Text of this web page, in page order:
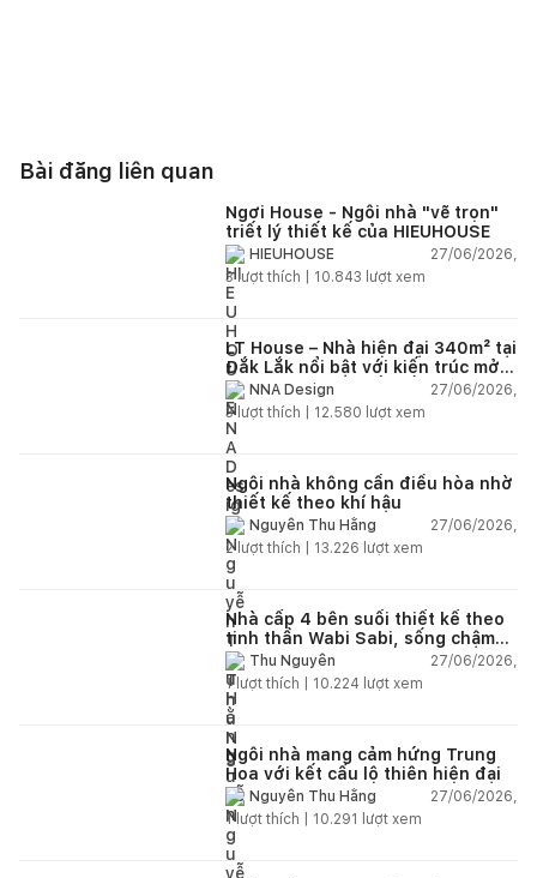
Bài đăng liên quan
Ngơi House - Ngôi nhà "vẽ trọn"
triết lý thiết kế của HIEUHOUSE
HIEUHOUSE
27/06/2026,
3lượt thích | 10.843 lượt xem
LT House – Nhà hiện đại 340m² tại
Đắk Lắk nổi bật với kiến trúc mở
và hệ sân vườn kết nối thiên
nhiên
NNA Design
27/06/2026,
3lượt thích | 12.580 lượt xem
Ngôi nhà không cần điều hòa nhờ
thiết kế theo khí hậu
Nguyễn Thu Hằng
27/06/2026,
2lượt thích | 13.226 lượt xem
Nhà cấp 4 bên suối thiết kế theo
tinh thần Wabi Sabi, sống chậm
giữa thiên nhiên
Thu Nguyễn
27/06/2026,
1lượt thích | 10.224 lượt xem
Ngôi nhà mang cảm hứng Trung
Hoa với kết cấu lộ thiên hiện đại
Nguyễn Thu Hằng
27/06/2026,
1lượt thích | 10.291 lượt xem